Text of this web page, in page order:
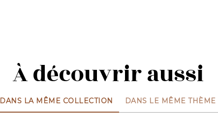
À découvrir aussi
DANS LA MÊME COLLECTION DANS LE MÊME THÈME